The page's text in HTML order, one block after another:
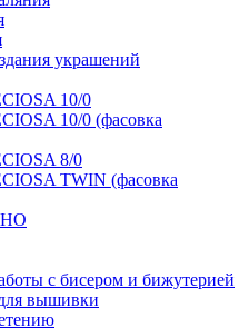
украшений
10/0
10/0 (фасовка
8/0
TWIN (фасовка
с бисером и бижутерией
вышивки